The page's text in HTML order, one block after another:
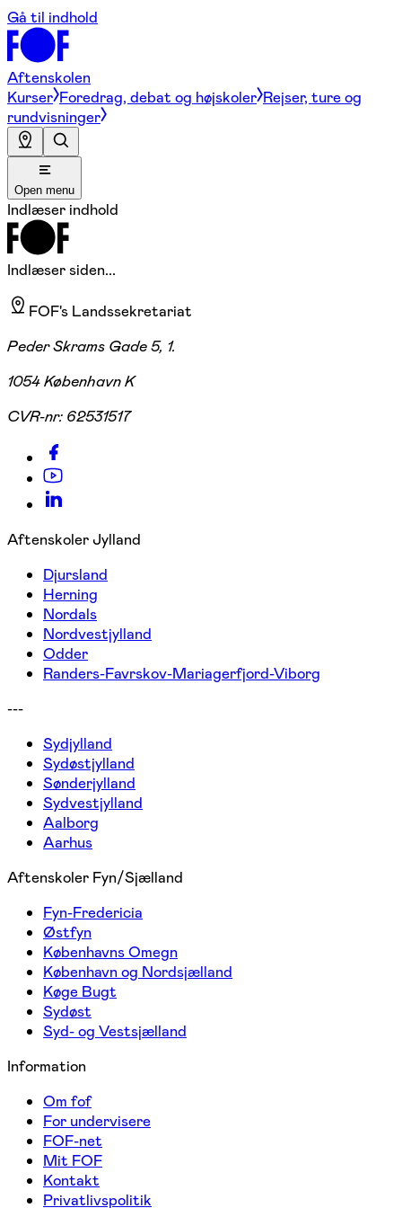
Gå til indhold
Aftenskolen
Kurser Foredrag, debat og højskoler Rejser, ture og
rundvisninger
Open menu
Indlæser indhold
Indlæser siden...
FOF's Landssekretariat
Peder Skrams Gade 5, 1.
1054 København K
CVR-nr: 62531517
Aftenskoler Jylland
Djursland
Herning
Nordals
Nordvestjylland
Odder
Randers-Favrskov-Mariagerfjord-Viborg
---
Sydjylland
Sydøstjylland
Sønderjylland
Sydvestjylland
Aalborg
Aarhus
Aftenskoler Fyn/Sjælland
Fyn-Fredericia
Østfyn
Københavns Omegn
København og Nordsjælland
Køge Bugt
Sydøst
Syd- og Vestsjælland
Information
Om fof
For undervisere
FOF-net
Mit FOF
Kontakt
Privatlivspolitik